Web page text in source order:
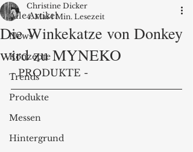
Alle Artikel
News
Konzepte
Trends
Produkte
Messen
Hintergrund
Die Winkekatze von Donkey
wird zu MYNEKO
Christine Dicker
4. Mai 1 Min. Lesezeit
- PRODUKTE -